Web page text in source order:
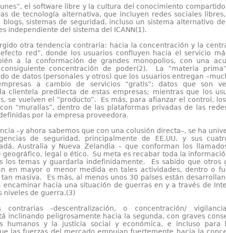
el software libre y la cultura del conocimiento
de tecnología alternativa, que incluyen redes sociales
sistemas de seguridad, incluso un sistema alternativo
independiente del sistema del ICANN(1).
otra tendencia contraria: hacia la concentración y la
red”, donde los usuarios confluyen hacia el servicio
a la conformación de grandes monopolios, con una
concentración de poder(2). La “materia
de datos (personales y otros) que los usuarios entregan
a cambio de servicios “gratis”; datos que son
clientela predilecta de estas empresas; mientras que los
se vuelven el “producto”. Es más, para afianzar el control,
“murallas”, dentro de las plataformas privadas de las
por la empresa proveedora.
–y ahora sabemos que con una colusión directa–, se ha
de seguridad, principalmente de EE.UU. y sus
Australia y Nueva Zelandia – que conforman los
legal o ético. Su meta es recabar toda la
los temas y guardarla indefinidamente. Es sabido que otros
en mayor o menor medida en tales actividades, dentro o
masiva. Es más, al menos unos 30 países están
hacia una situación de guerras en y a través de
niveles de guerra.(3)
–descentralización, o concentración/
inclinando peligrosamente hacia la segunda, con graves
humanos y la justicia social y económica, e incluso para
las fuerzas del mercado empujan fuertemente hacia la